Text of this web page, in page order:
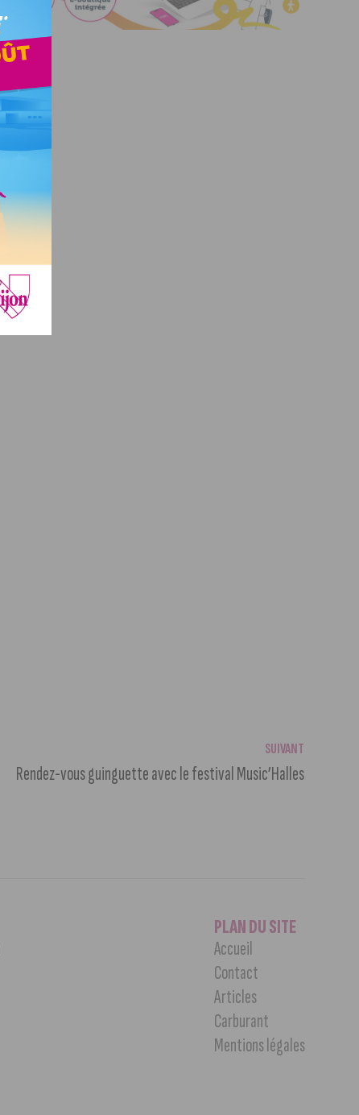
SUIVANT
Rendez-vous guinguette avec le festival Music’Halles
PLAN DU SITE
Accueil
Contact
Articles
Carburant
Mentions légales